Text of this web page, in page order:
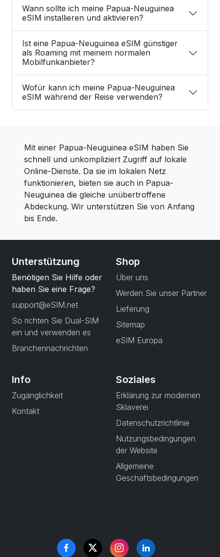
Wann sollte ich meine Papua-Neuguinea
eSIM installieren und aktivieren?
Ist eine Papua-Neuguinea eSIM günstiger
als Roaming mit meinem normalen
Mobilfunkanbieter?
Wofür kann ich meine Papua-Neuguinea
eSIM während der Reise verwenden?
Mit einer Papua-Neuguinea eSIM haben Sie
schnell und unkompliziert Zugriff auf lokale
Online-Dienste. Da sie im lokalen Netz
funktionieren, bieten sie auch in Papua-
Neuguinea die gleiche unübertroffene
Abdeckung. Wir unterstützen Sie von Anfang
bis Ende.
Unterstützung
Benötigen Sie Hilfe oder
haben Sie eine Frage?
support@eSIM.net
So richten Sie Dual-SIM
ein und verwenden es
Branchennachrichten
Shop
Über uns
Werden Sie unser Partner
Lieferung
Sitemap
eSIM Europa
Info
Zugänglichkeit
Kontakt
Soziales
Erklärung zur modernen
Sklaverei
Datenschutzrichtlinie
Nutzungsbedingungen
der Website
Allgemeine
Geschäftsbedingungen